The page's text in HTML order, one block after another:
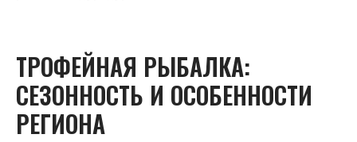
ТРОФЕЙНАЯ РЫБАЛКА:
СЕЗОННОСТЬ И ОСОБЕННОСТИ
РЕГИОНА